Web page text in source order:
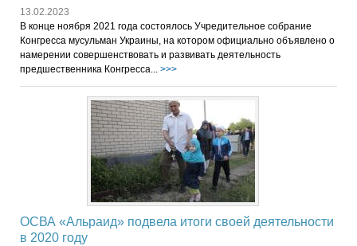
13.02.2023
В конце ноября 2021 года состоялось Учредительное собрание
Конгресса мусульман Украины, на котором официально объявлено о
намерении совершенствовать и развивать деятельность
предшественника Конгресса... >>>
ОСВА «Альраид» подвела итоги своей деятельности
в 2020 году